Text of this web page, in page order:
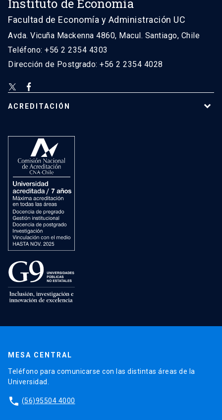
Instituto de Economía
Facultad de Economía y Administración UC
Avda. Vicuña Mackenna 4860, Macul. Santiago, Chile
Teléfono: +56 2 2354 4303
Dirección de Postgrado: +56 2 2354 4028
ACREDITACIÓN
MESA CENTRAL
Teléfono para comunicarse con las distintas áreas de la
Universidad.
phone (56)95504 4000